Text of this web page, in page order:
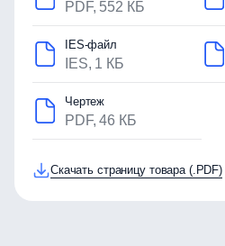
PDF, 552 КБ
IES-файл
IES, 1 КБ
Чертеж
PDF, 46 КБ
Скачать страницу товара (.PDF)